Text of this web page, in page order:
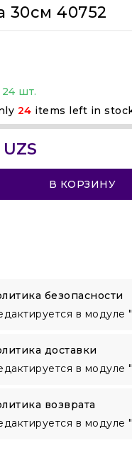
30см 40752
24 шт.
24 items left in
В КОРЗИНУ
безопасности
в
доставки
в
возврата
в